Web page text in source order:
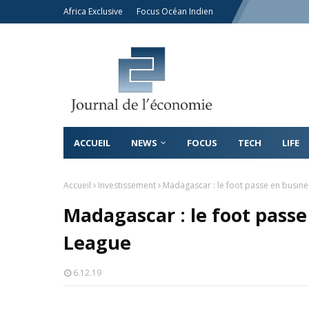
Africa Exclusive Focus Océan Indien
ACCUEIL NEWS FOCUS TECH LIFE
Accueil Investissement Madagascar : le foot passe en
Madagascar : le foot
League
6.12.19